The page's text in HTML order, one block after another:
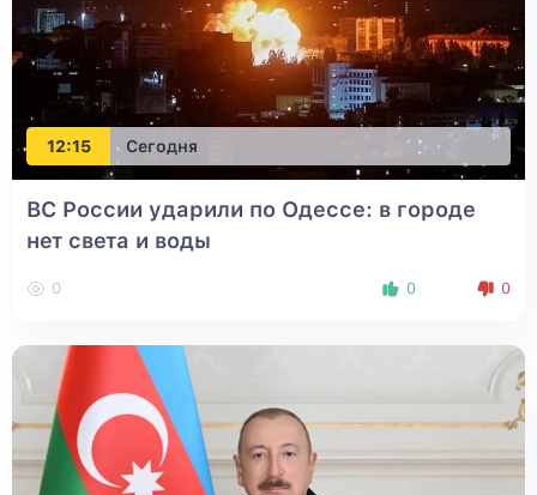
12:15 Сегодня
ВС России ударили по Одессе: в городе
нет света и воды
0 0 0